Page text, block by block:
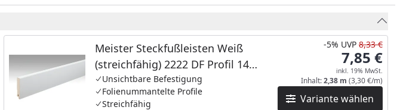
Meister Steckfußleisten Weiß
(streichfähig) 2222 DF Profil 14
MK/15MK/16MK_NEUE Länge
Unsichtbare Befestigung
Folienummantelte Profile
Streichfähig
Variante wählen
-5% UVP 8,33 €
7,85 €
inkl. 19% MwSt.
Inhalt:2,38 m (3,30 €/m)